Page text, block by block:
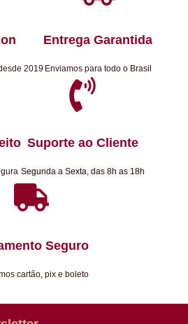
2019
Entrega Garantida
Enviamos para todo o Brasil
Suporte ao Cliente
Segunda a Sexta, das 8h as 18h
Seguro
cartão, pix e boleto